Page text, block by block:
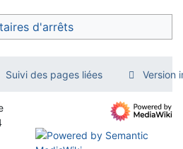
d'arrêts
Suivi des pages liées Version